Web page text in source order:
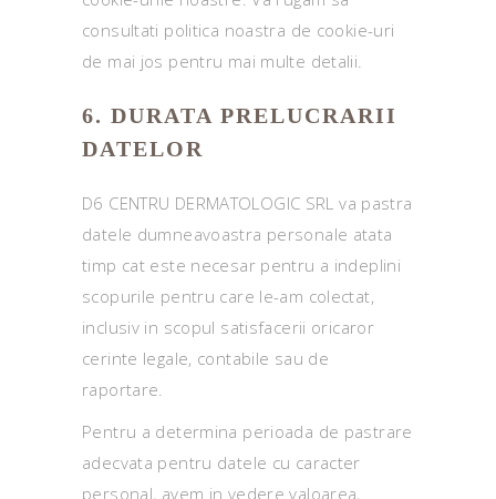
consultati politica noastra de cookie-uri
de mai jos pentru mai multe detalii.
6. DURATA PRELUCRARII
DATELOR
D6 CENTRU DERMATOLOGIC SRL va pastra
datele dumneavoastra personale atata
timp cat este necesar pentru a indeplini
scopurile pentru care le-am colectat,
inclusiv in scopul satisfacerii oricaror
cerinte legale, contabile sau de
raportare.
Pentru a determina perioada de pastrare
adecvata pentru datele cu caracter
personal, avem in vedere valoarea,